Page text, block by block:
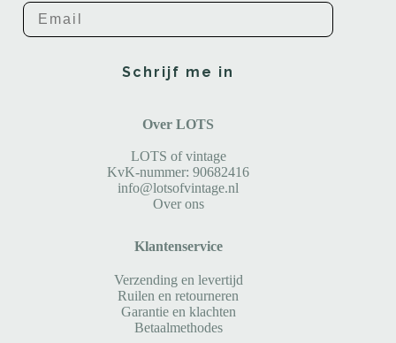
Email
Schrijf me in
Over LOTS
LOTS of vintage
KvK-nummer: 90682416
info@lotsofvintage.nl
Over ons
Klantenservice
Verzending en levertijd
Ruilen en retourneren
Garantie en klachten
Betaalmethodes